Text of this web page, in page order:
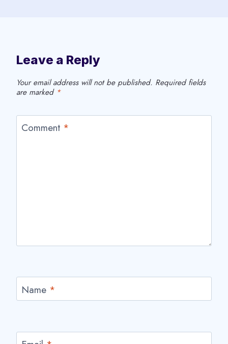
Leave a Reply
Your email address will not be published. Required fields
are marked *
Comment *
Name *